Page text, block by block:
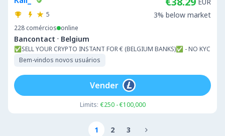
5
228 comércios online
Bancontact · Belgium
✅SELL YOUR CRYPTO INSTANT FOR € (BELGIUM BANKS)✅ - NO KYC
Bem-vindos novos usuários
3% below market
Limits: €250 - €100,000
Vender
1 2 3 